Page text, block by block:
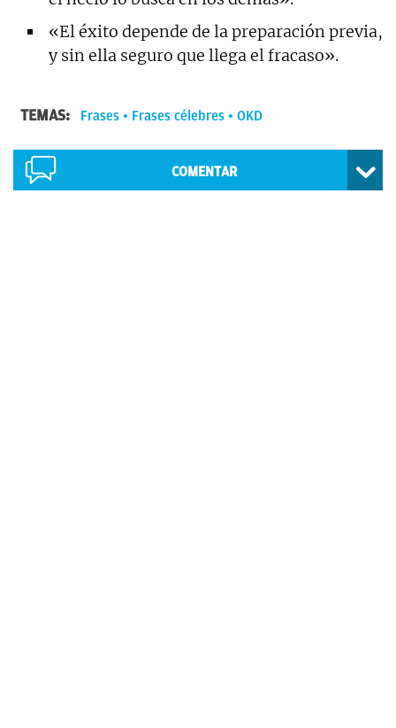
«El éxito depende de la preparación previa,
y sin ella seguro que llega el fracaso».
TEMAS: Frases Frases célebres OKD
COMENTAR